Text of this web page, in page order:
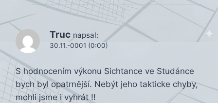
Truc napsal:
30.11.-0001 (0:00)
S hodnocením výkonu Sichtance ve Studánce
bych byl opatrnější. Nebýt jeho takticke chyby,
mohli jsme i vyhrát !!